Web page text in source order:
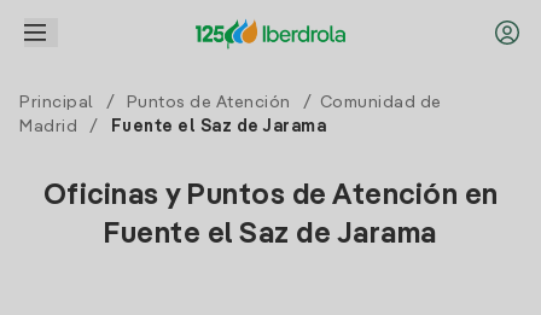
Principal / Puntos de Atención /
Comunidad de
Madrid
/ Fuente el Saz de Jarama
Oficinas y Puntos de Atención en
Fuente el Saz de Jarama